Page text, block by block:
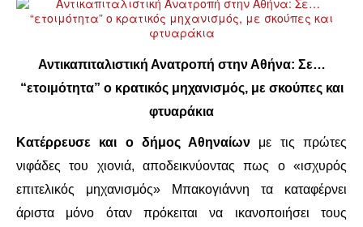
ΑΝΑΛΎΣΕΙΣ
ΔΙΕΘΝΉ
ΕΙΔΉΣΕΙΣ
ΚΌΣΜΟΣ
ΑΝΑΤΟΛΙΚΉ ΕΥΡΏΠΗ / ΒΑΛΚΆΝΙΑ
Αντικαπιταλιστική Ανατροπή στην Αθήνα: Σε…
“ετοιμότητα” ο κρατικός μηχανισμός, με σκούπες και
φτυαράκια
Κατέρρευσε και ο δήμος Αθηναίων με τις πρώτες
νιφάδες του χιονιά, αποδεικνύοντας πως ο «ισχυρός
επιτελικός μηχανισμός» Μπακογιάννη τα καταφέρνει
άριστα μόνο όταν πρόκειται να ικανοποιήσει τους